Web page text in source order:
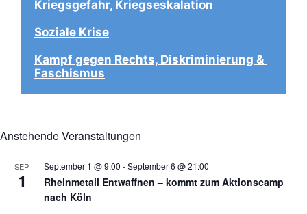
Kriegsgefahr, Kriegseskalation
Soziale Krise
Kampf gegen Rechts, Diskriminierung &
Faschismus
Anstehende Veranstaltungen
SEP.
1
September 1 @ 9:00 -September 6 @ 21:00
Rheinmetall Entwaffnen – kommt zum Aktionscamp
nach Köln